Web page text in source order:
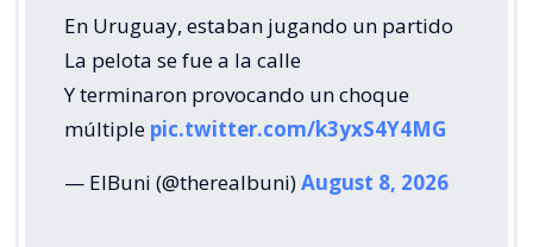
En Uruguay, estaban jugando un partido
La pelota se fue a la calle
Y terminaron provocando un choque
múltiple pic.twitter.com/k3yxS4Y4MG
— ElBuni (@therealbuni)August 8, 2026